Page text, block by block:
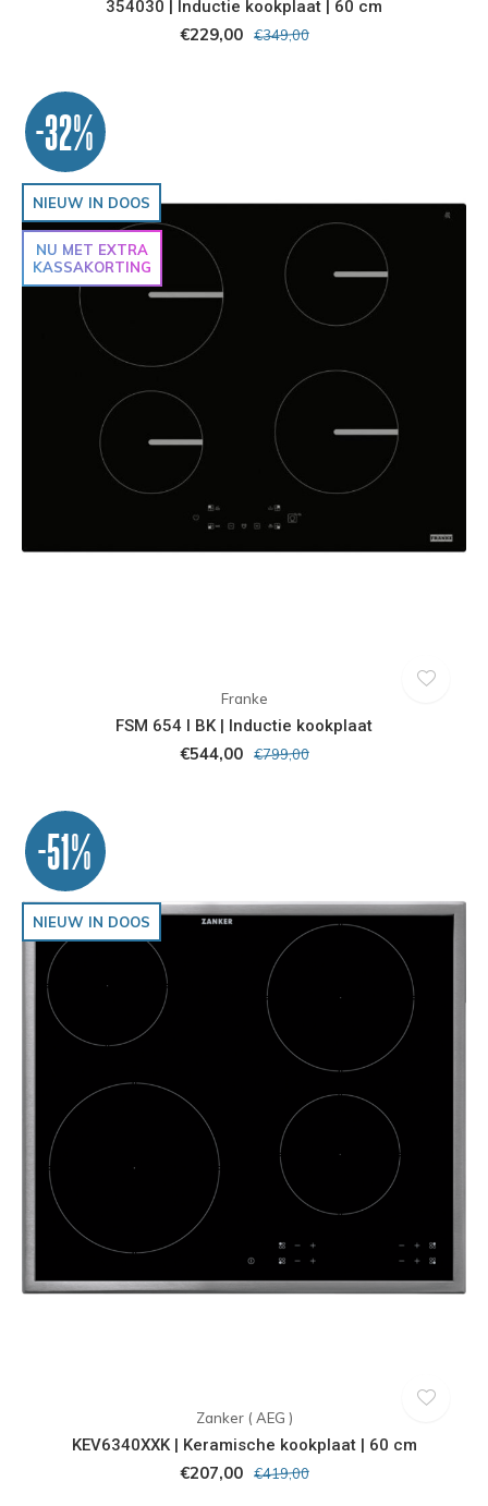
354030 | Inductie kookplaat | 60 cm
€229,00 €349,00
-32%
NIEUW IN DOOS
NU MET EXTRA
KASSAKORTING
Franke
FSM 654 I BK | Inductie kookplaat
€544,00 €799,00
-51%
NIEUW IN DOOS
Zanker ( AEG )
KEV6340XXK | Keramische kookplaat | 60 cm
€207,00 €419,00